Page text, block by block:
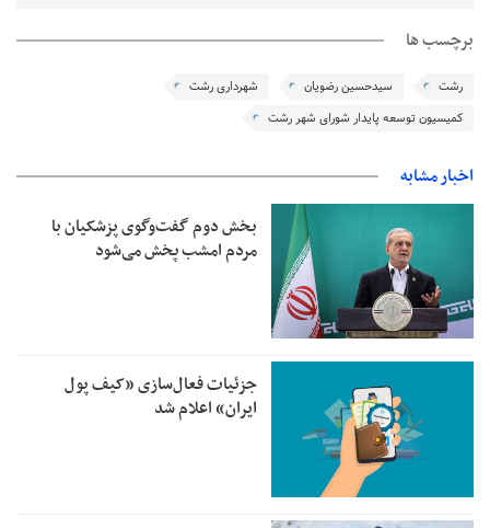
برچسب ها
رشت سیدحسین رضویان
شهرداری رشت
کمیسیون توسعه پایدار شورای شهر رشت
اخبار مشابه
بخش دوم گفت‌وگوی پزشکیان با
مردم امشب پخش می‌شود
جزئیات فعال‌سازی «کیف پول
ایران» اعلام شد